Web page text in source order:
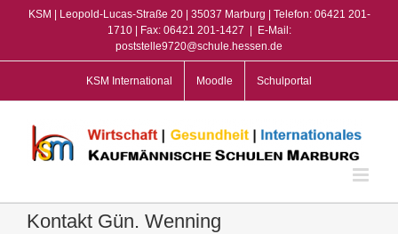
KSM | Leopold-Lucas-Straße 20 | 35037 Marburg | Telefon: 06421 201-
1710 | Fax: 06421 201-1427
E-Mail:
poststelle9720@schule.hessen.de
KSM International Moodle Schulportal
Kontakt Gün. Wenning